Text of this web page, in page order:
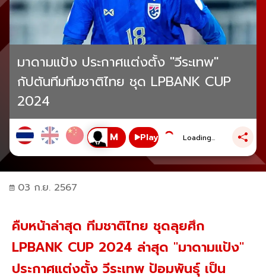
มาดามแป้ง ประกาศแต่งตั้ง "วีระเทพ"
กัปตันทีมทีมชาติไทย ชุด LPBANK CUP
2024
Play Loading...
03 ก.ย. 2567
คืบหน้าล่าสุด ทีมชาติไทย ชุดลุยศึก
LPBANK CUP 2024 ล่าสุด "มาดามแป้ง"
ประกาศแต่งตั้ง วีระเทพ ป้อมพันธุ์ เป็น